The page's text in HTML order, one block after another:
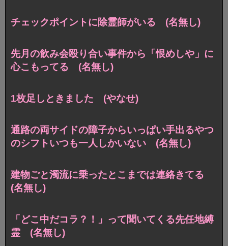
チェックポイントに除霊師がいる (名無し)
先月の飲み会殴り合い事件から「恨めしや」に
心こもってる (名無し)
1枚足しときました (やなせ)
通路の両サイドの障子からいっぱい手出るやつ
のシフトいつも一人しかいない (名無し)
建物ごと濁流に乗ったとこまでは連絡きてる
(名無し)
「どこ中だコラ？！」って聞いてくる先任地縛
霊 (名無し)